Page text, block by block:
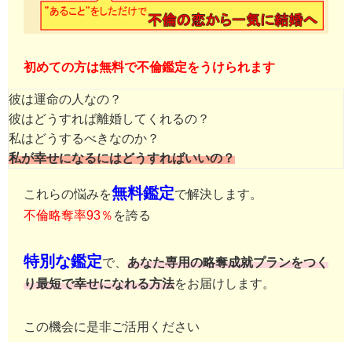
初めての方は無料で不倫鑑定をうけられます
彼は運命の人なの？
彼はどうすれば離婚してくれるの？
私はどうするべきなのか？
私が幸せになるにはどうすればいいの？
これらの悩みを無料鑑定で解決します。
不倫略奪率93％ を誇る
特別な鑑定で、 あなた専用の略奪成就プランをつく
り最短で幸せになれる方法をお届けします。
この機会に是非ご活用ください